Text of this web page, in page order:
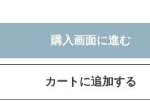
購入画面に進む
カートに追加する